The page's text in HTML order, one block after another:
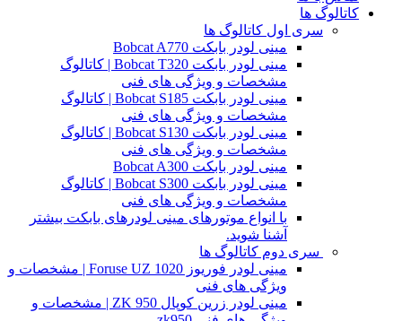
کاتالوگ ها
سری اول کاتالوگ ها
مینی لودر بابکت Bobcat A770
مینی لودر بابکت Bobcat T320 | کاتالوگ
مشخصات و ویژگی های فنی
مینی لودر بابکت Bobcat S185 | کاتالوگ
مشخصات و ویژگی های فنی
مینی لودر بابکت Bobcat S130 | کاتالوگ
مشخصات و ویژگی های فنی
مینی لودر بابکت Bobcat A300
مینی لودر بابکت Bobcat S300 | کاتالوگ
مشخصات و ویژگی های فنی
با انواع موتورهای مینی لودرهای بابکت بیشتر
آشنا شوید.
سری دوم کاتالوگ ها
مینی لودر فوریوز Foruse UZ 1020 | مشخصات و
ویژگی های فنی
مینی لودر زرین کوپال ZK 950 | مشخصات و